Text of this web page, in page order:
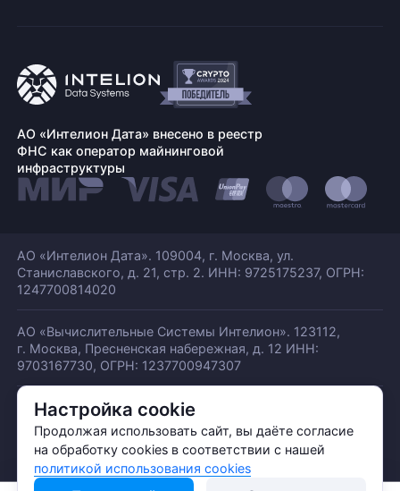
Настройка cookie
Продолжая использовать сайт, вы даёте согласие
на обработку cookies в соответствии с нашей
политикой использования cookies
АО «Интелион Дата» внесено в реестр
ФНС как оператор майнинговой
инфраструктуры
АО «Интелион Дата». 109004, г. Москва, ул.
Станиславского, д. 21, стр. 2. ИНН: 9725175237, ОГРН:
1247700814020
АО «Вычислительные Системы Интелион». 123112,
г. Москва, Пресненская набережная, д. 12 ИНН:
9703167730, ОГРН: 1237700947307
© АО «ИНТЕЛИОН ДАТА» 2026
Политика обработки ПДн
Политика конфиденциальности
Политика использования куки